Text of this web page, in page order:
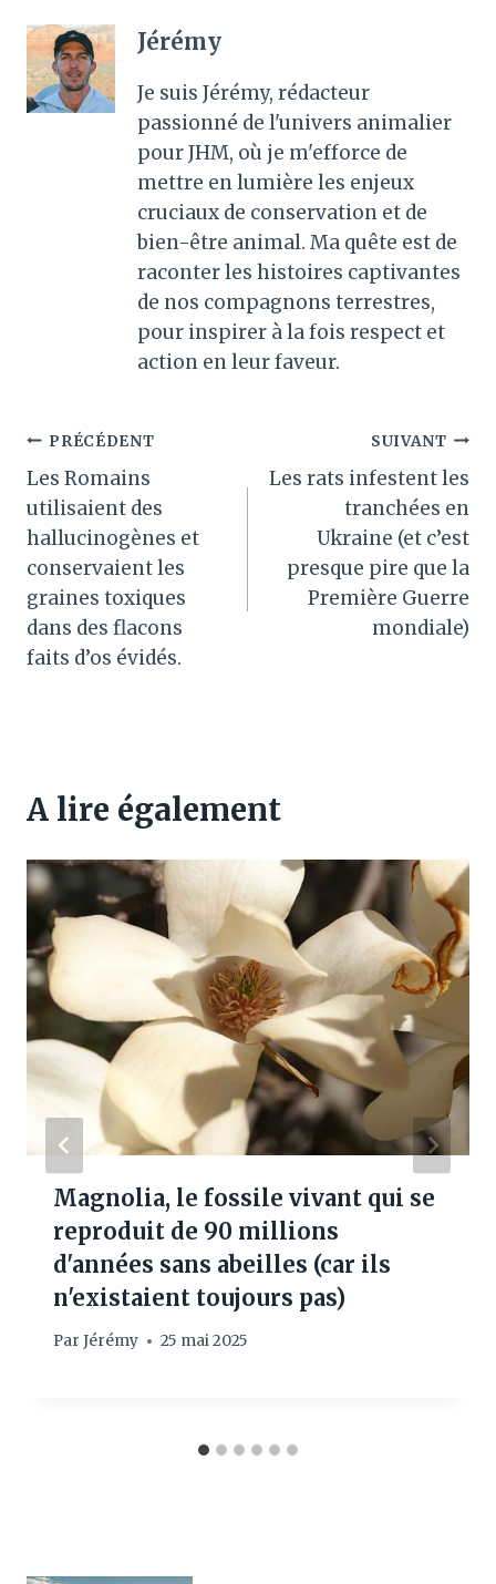
Jérémy
Je suis Jérémy, rédacteur
passionné de l'univers animalier
pour JHM, où je m'efforce de
mettre en lumière les enjeux
cruciaux de conservation et de
bien-être animal. Ma quête est de
raconter les histoires captivantes
de nos compagnons terrestres,
pour inspirer à la fois respect et
action en leur faveur.
Navigation
de
l’article
PRÉCÉDENT
Les Romains
utilisaient des
hallucinogènes et
conservaient les
graines toxiques
dans des flacons
faits d’os évidés.
SUIVANT
Les rats infestent les
tranchées en
Ukraine (et c’est
presque pire que la
Première Guerre
mondiale)
A lire également
Magnolia, le fossile vivant qui se
reproduit de 90 millions
d'années sans abeilles (car ils
n'existaient toujours pas)
Par Jérémy 25 mai 2025